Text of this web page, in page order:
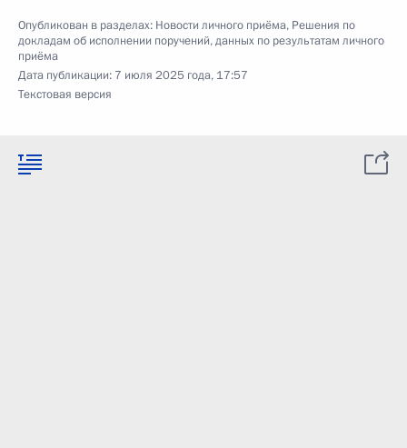
Опубликован в разделах: Новости личного приёма, Решения по
докладам об исполнении поручений, данных по результатам личного
приёма
Дата публикации: 7 июля 2025 года, 17:57
Текстовая версия